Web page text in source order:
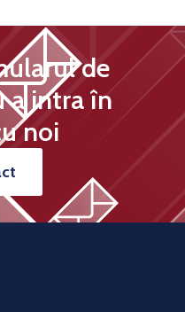
de
a intra în
noi